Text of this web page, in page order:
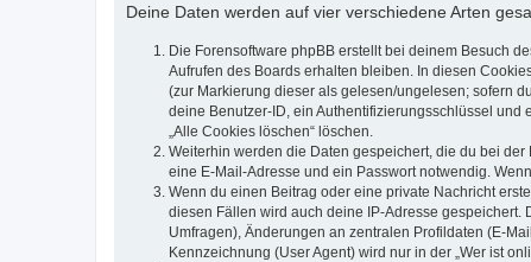
Deine Daten werden auf vier verschiedene Arten
Die Forensoftware phpBB erstellt bei deinem Besuch
Aufrufen des Boards erhalten bleiben. In diesen
(zur Markierung dieser als gelesen/ungelesen; sofern
deine Benutzer-ID, ein Authentifizierungsschlüssel
„Alle Cookies löschen“ löschen.
Weiterhin werden die Daten gespeichert, die du bei
eine E-Mail-Adresse und ein Passwort notwendig.
Wenn du einen Beitrag oder eine private Nachricht
diesen Fällen wird auch deine IP-Adresse
Umfragen), Änderungen an zentralen Profildaten (E-
Kennzeichnung (User Agent) wird nur in der „Wer ist